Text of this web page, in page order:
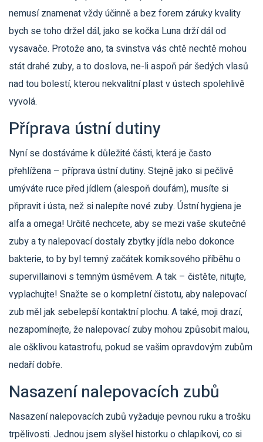
nemusí znamenat vždy účinně a bez forem záruky kvality
bych se toho držel dál, jako se kočka Luna drží dál od
vysavače. Protože ano, ta svinstva vás chtě nechtě mohou
stát drahé zuby, a to doslova, ne-li aspoň pár šedých vlasů
nad tou bolestí, kterou nekvalitní plast v ústech spolehlivě
vyvolá.
Příprava ústní dutiny
Nyní se dostáváme k důležité části, která je často
přehlížena – příprava ústní dutiny. Stejně jako si pečlivě
umýváte ruce před jídlem (alespoň doufám), musíte si
připravit i ústa, než si nalepíte nové zuby. Ústní hygiena je
alfa a omega! Určitě nechcete, aby se mezi vaše skutečné
zuby a ty nalepovací dostaly zbytky jídla nebo dokonce
bakterie, to by byl temný začátek komiksového příběhu o
supervillainovi s temným úsměvem. A tak – čistěte, nitujte,
vyplachujte! Snažte se o kompletní čistotu, aby nalepovací
zub měl jak sebelepší kontaktní plochu. A také, moji drazí,
nezapomínejte, že nalepovací zuby mohou způsobit malou,
ale ošklivou katastrofu, pokud se vašim opravdovým zubům
nedaří dobře.
Nasazení nalepovacích zubů
Nasazení nalepovacích zubů vyžaduje pevnou ruku a trošku
trpělivosti. Jednou jsem slyšel historku o chlapíkovi, co si